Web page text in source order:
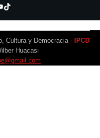
TikTok
Cultura y Democracia -
IPCD
Huacasi